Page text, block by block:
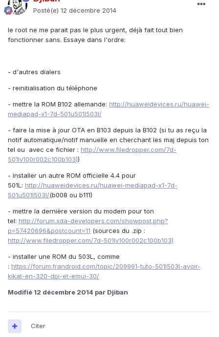
Posté(e) 12 décembre 2014
le root ne me parait pas le plus urgent, déjà fait tout bien
fonctionner sans. Essaye dans l'ordre:
- d'autres dialers
- reinitialisation du téléphone
- mettre la ROM B102 allemande: http://huaweidevices.ru/huawei-
mediapad-x1-7d-501u501l503l/
- faire la mise à jour OTA en B103 depuis la B102 (si tu as reçu la
notif automatique/notif manuelle en cherchant les maj depuis ton
tel ou avec ce fichier : http://www.filedropper.com/7d-
501lv100r002c100b103))
- installer un autre ROM officielle 4.4 pour
501L: http://huaweidevices.ru/huawei-mediapad-x1-7d-
501u501l503l/(b008 ou b111)
- mettre la dernière version du modem pour ton
tel: http://forum.xda-developers.com/showpost.php?
p=57420696&postcount=11 (sources du .zip :
http://www.filedropper.com/7d-501lv100r002c100b103)
- installer une ROM du 503L, comme
: https://forum.frandroid.com/topic/209991-tuto-501l503l-avoir-
kikat-en-320-dpi-et-emui-30/
Modifié 12 décembre 2014 par Djiban
Citer